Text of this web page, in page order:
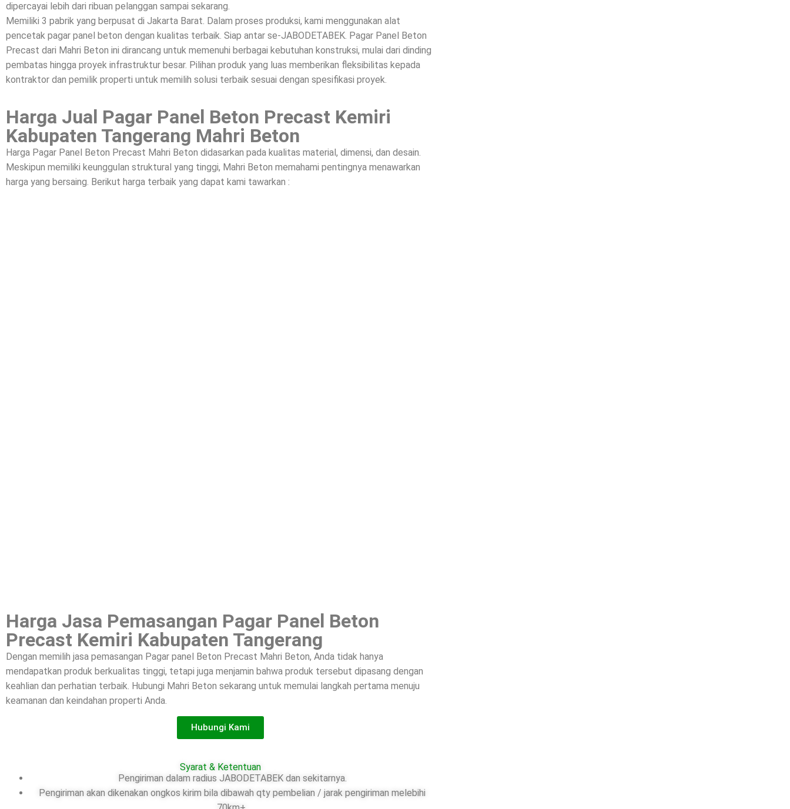
dipercayai lebih dari ribuan pelanggan sampai sekarang.
Memiliki 3 pabrik yang berpusat di Jakarta Barat. Dalam proses produksi, kami menggunakan alat
pencetak pagar panel beton dengan kualitas terbaik. Siap antar se-JABODETABEK. Pagar Panel Beton
Precast dari Mahri Beton ini dirancang untuk memenuhi berbagai kebutuhan konstruksi, mulai dari dinding
pembatas hingga proyek infrastruktur besar. Pilihan produk yang luas memberikan fleksibilitas kepada
kontraktor dan pemilik properti untuk memilih solusi terbaik sesuai dengan spesifikasi proyek.
Harga Jual Pagar Panel Beton Precast Kemiri
Kabupaten Tangerang Mahri Beton
Harga Pagar Panel Beton Precast Mahri Beton didasarkan pada kualitas material, dimensi, dan desain.
Meskipun memiliki keunggulan struktural yang tinggi, Mahri Beton memahami pentingnya menawarkan
harga yang bersaing. Berikut harga terbaik yang dapat kami tawarkan :
Harga Jasa Pemasangan Pagar Panel Beton
Precast Kemiri Kabupaten Tangerang
Dengan memilih jasa pemasangan Pagar panel Beton Precast Mahri Beton, Anda tidak hanya
mendapatkan produk berkualitas tinggi, tetapi juga menjamin bahwa produk tersebut dipasang dengan
keahlian dan perhatian terbaik. Hubungi Mahri Beton sekarang untuk memulai langkah pertama menuju
keamanan dan keindahan properti Anda.
Hubungi Kami
Syarat & Ketentuan
Pengiriman dalam radius JABODETABEK dan sekitarnya.
Pengiriman akan dikenakan ongkos kirim bila dibawah qty pembelian / jarak pengiriman melebihi